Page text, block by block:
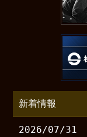
新着情報
2026/07/31